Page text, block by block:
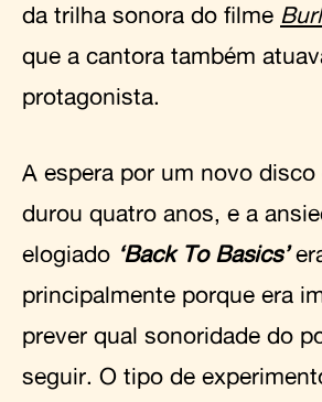
da trilha sonora do filme
que a cantora também
protagonista.
A espera por um novo disco
durou quatro anos, e a
elogiado ‘Back To Basics’
principalmente porque era
prever qual sonoridade do
seguir. O tipo de